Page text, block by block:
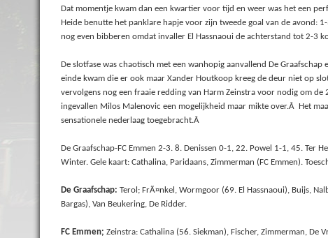
Dat momentje kwam dan een kwartier voor tijd en weer was het een
Heide benutte het panklare hapje voor zijn tweede goal van de avond:
nog even bibberen omdat invaller El Hassnaoui de achterstand tot 2-3
De slotfase was chaotisch met een wanhopig aanvallend De
einde kwam die er ook maar Xander Houtkoop kreeg de deur niet op
vervolgens nog een fraaie redding van Harm Zeinstra voor nodig om
ingevallen Milos Malenovic een mogelijkheid maar mikte over.Â Het
sensationele nederlaag toegebracht.Â
De Graafschap-FC Emmen 2-3. 8. Denissen 0-1, 22. Powel 1-1, 45. Ter
Winter. Gele kaart: Cathalina, Paridaans, Zimmerman (FC Emmen).
De Graafschap: Terol; FrÃ¤nkel, Wormgoor (69. El Hassnaoui), Buijs,
Bargas), Van Beukering, De Ridder.
FC Emmen; Zeinstra: Cathalina (56. Siekman), Fischer, Zimmerman, De